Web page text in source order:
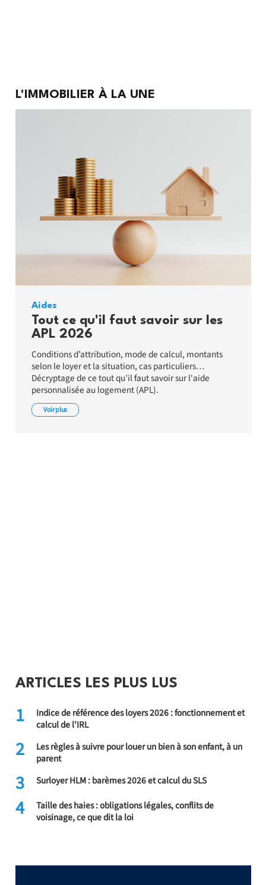
Immobilier
L'IMMOBILIER À LA UNE
Aides
Tout ce qu'il faut savoir sur les
APL 2026
Conditions d’attribution, mode de calcul, montants
selon le loyer et la situation, cas particuliers…
Décryptage de ce tout qu’il faut savoir sur l'aide
personnalisée au logement (APL).
Voir plus
ARTICLES LES PLUS LUS
1
Indice de référence des loyers 2026 : fonctionnement et
calcul de l’IRL
2
Les règles à suivre pour louer un bien à son enfant, à un
parent
3 Surloyer HLM : barèmes 2026 et calcul du SLS
4
Taille des haies : obligations légales, conflits de
voisinage, ce que dit la loi